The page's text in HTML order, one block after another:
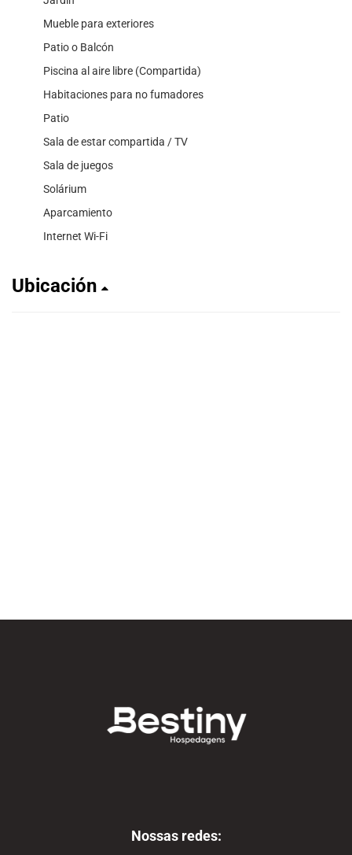
Mueble para exteriores
Patio o Balcón
Piscina al aire libre (Compartida)
Habitaciones para no fumadores
Patio
Sala de estar compartida / TV
Sala de juegos
Solárium
Aparcamiento
Internet Wi-Fi
Ubicación
Nossas redes: